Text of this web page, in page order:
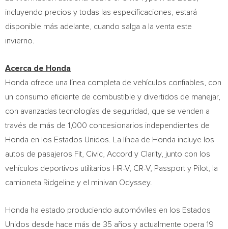
incluyendo precios y todas las especificaciones, estará
disponible más adelante, cuando salga a la venta este
invierno.
Acerca de Honda
Honda ofrece una línea completa de vehículos confiables, con
un consumo eficiente de combustible y divertidos de manejar,
con avanzadas tecnologías de seguridad, que se venden a
través de más de 1,000 concesionarios independientes de
Honda en los Estados Unidos. La línea de Honda incluye los
autos de pasajeros Fit, Civic, Accord y Clarity, junto con los
vehículos deportivos utilitarios HR-V, CR-V, Passport y Pilot, la
camioneta Ridgeline y el minivan Odyssey.
Honda ha estado produciendo automóviles en los Estados
Unidos desde hace más de 35 años y actualmente opera 19